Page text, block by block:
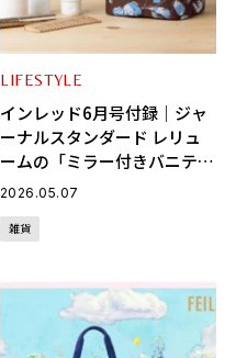
LIFESTYLE
インレッド6月号付録｜ジャ
ーナルスタンダード レリュ
ームの「ミラー付きバニテ
ィ」が超優秀！縦型でスキン
2026.05.07
雑貨